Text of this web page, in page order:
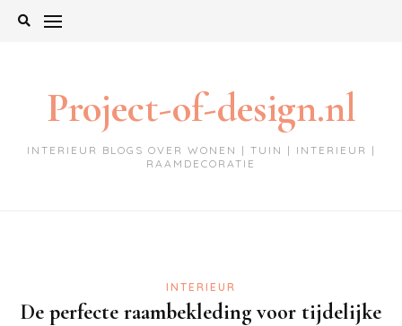
Project-of-design.nl
INTERIEUR BLOGS OVER WONEN | TUIN | INTERIEUR |
RAAMDECORATIE
INTERIEUR
De perfecte raambekleding voor tijdelijke